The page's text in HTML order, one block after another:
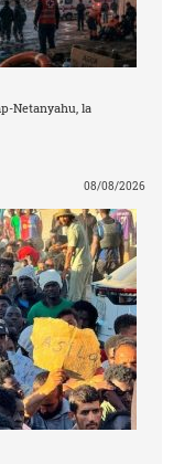
Netanyahu, la
08/08/2026